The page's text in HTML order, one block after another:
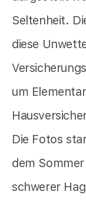
Seltenheit.
diese
um
Die Fotos
dem
schwerer